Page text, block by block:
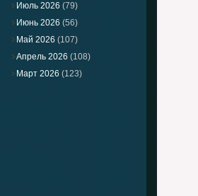
Июль 2026 (79)
Июнь 2026 (56)
Май 2026 (107)
Апрель 2026 (108)
Март 2026 (123)